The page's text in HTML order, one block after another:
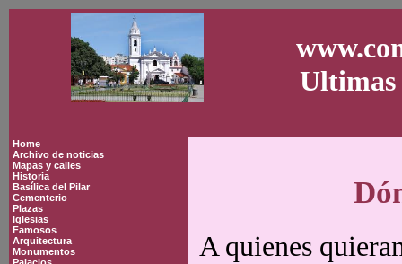
Ultimas
Home
Archivo de noticias
Mapas y calles
Historia
Basílica del Pilar
Cementerio
Plazas
Iglesias
Famosos
Arquitectura
Monumentos
A quienes